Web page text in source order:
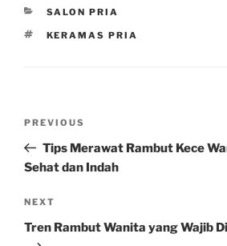
CATEGORIES
SALON PRIA
TAGS
KERAMAS PRIA
Previous
Post
PREVIOUS
Tips Merawat Rambut Kece
Sehat dan Indah
Next
Post
NEXT
Tren Rambut Wanita yang Wajib